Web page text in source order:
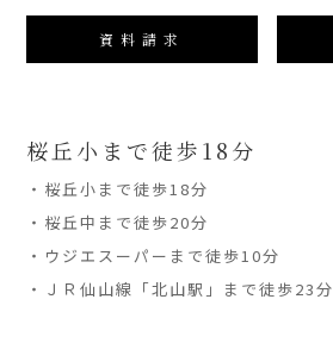
資料請求
桜丘小まで徒歩18分
・桜丘小まで徒歩18分
・桜丘中まで徒歩20分
・ウジエスーパーまで徒歩10分
・ＪＲ仙山線「北山駅」まで徒歩23分